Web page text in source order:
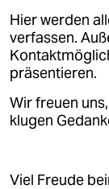
Hier werden
verfassen.
präsentieren.
Wir freuen
klugen
Viel Freude